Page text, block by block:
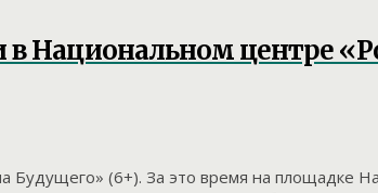
Национальном центре
Будущего» (6+). За это время на площадке